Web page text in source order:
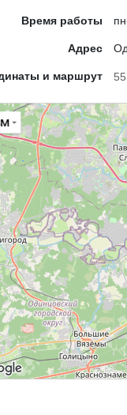
Время работы
Адрес
и маршрут